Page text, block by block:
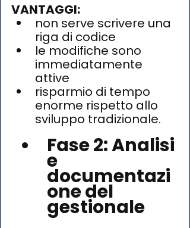
VANTAGGI:
non serve scrivere una
riga di codice
le modifiche sono
immediatamente
attive
risparmio di tempo
enorme rispetto allo
sviluppo tradizionale.
Fase 2: Analisi
e
documentazi
one del
gestionale